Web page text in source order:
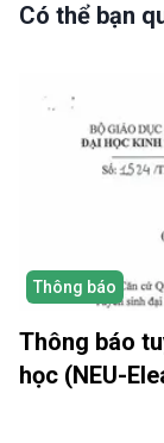
Có thể bạn
Thông báo
Thông báo
học (NEU-